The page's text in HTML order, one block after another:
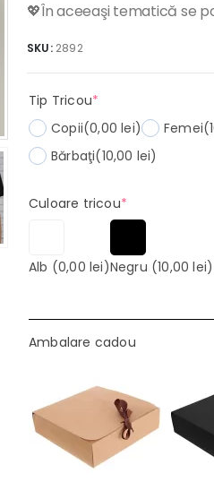
💖În aceeaşi tematică se
SKU: 2892
Tip Tricou*
Copii(0,00 lei) Femei
Bărbaţi(10,00 lei)
Culoare tricou*(required)
Alb (0,00 lei)Negru (10,00 lei)
Ambalare cadou